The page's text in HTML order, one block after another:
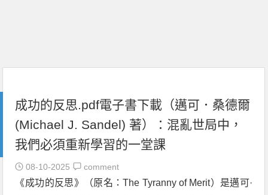
成功的反思.pdf電子書下載（邁可．桑德爾
(Michael J. Sandel) 著）：混亂世局中，
我們必須重新學習的一堂課
08-10-2025 comment
《成功的反思》（原名：The Tyranny of Merit）是邁可·